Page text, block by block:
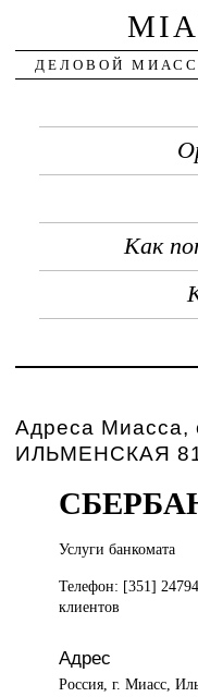
ДЕЛОВОЙ
Как
Адреса Миасса,
ИЛЬМЕНСКАЯ
Услуги банкомата
Телефон: [351]
клиентов
Адрес
Россия, г. Миасс,